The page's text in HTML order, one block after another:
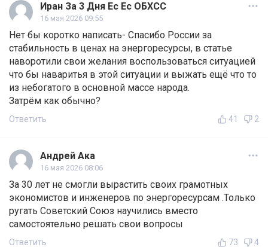
Иран За 3 Дня Ес Ес ОБХСС
16 мая 2026 09:55
Нет бы коротко написать- Спасибо России за
стабильность в ценах на энергоресурсы, в статье
наворотили свои желания воспользоваться ситуацией
что бы наваритья в этой ситуации и выжать ещё что то
из небогатого в основной массе народа.
Затрём как обычно?
Ответить 41 2
Андрей Ака
16 мая 2026 08:06
За 30 лет не смогли вырастить своих грамотных
экономистов и инженеров по энергоресурсам .Только
ругать Советский Союз научились вместо
самостоятельно решать свои вопросы
Ответить 73 4